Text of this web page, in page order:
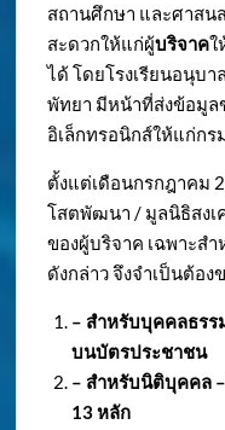
สถานศึกษา และศาสน
สะดวกให้แก่ผู้บริจาคใ
ได้ โดยโรงเรียนอนุบ
พัทยา มีหน้าที่ส่งข้อมูล
อิเล็กทรอนิกส์ให้แก่กร
ตั้งแต่เดือนกรกฎาคม
โสตพัฒนา / มูลนิธิสงเ
ของผู้บริจาค เฉพาะส
ดังกล่าว จึงจำเป็นต้อ
– สำหรับบุคคลธรร
บนบัตรประชาชน
– สำหรับนิติบุคคล
13 หลัก